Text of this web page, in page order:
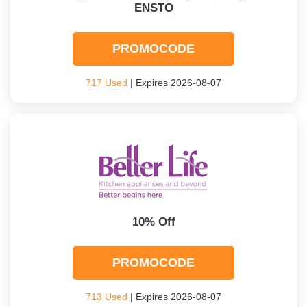
ENSTO
PROMOCODE
717 Used | Expires 2026-08-07
10% Off
PROMOCODE
713 Used | Expires 2026-08-07